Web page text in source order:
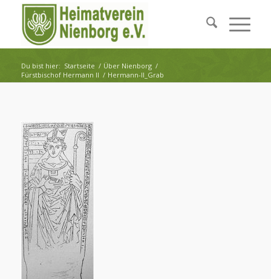
Du bist hier: Startseite / Über Nienborg /
Fürstbischof Hermann II / Hermann-II_Grab